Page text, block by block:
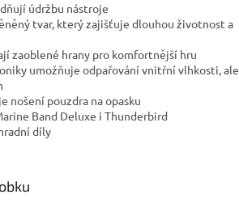
údržbu nástroje
tvar, který zajišťuje dlouhou životnost a
zaoblené hrany pro komfortnější hru
umožňuje odpařování vnitřní vlhkosti, ale
nošení pouzdra na opasku
Band Deluxe i Thunderbird
díly